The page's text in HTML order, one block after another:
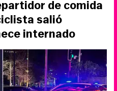
de comida
salió
internado